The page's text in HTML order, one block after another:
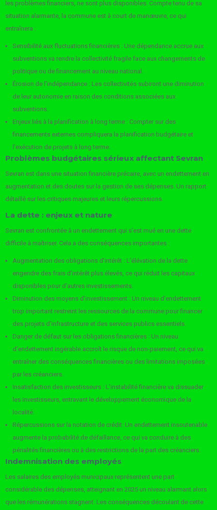
les problèmes financiers, ne sont plus disponibles. Compte tenu de sa
situation alarmante, la commune est à court de manœuvre, ce qui
entraînera :
Sensibilité aux fluctuations financières : Une dépendance accrue aux
subventions va rendre la collectivité fragile face aux changements de
politique ou de financement au niveau national.
Érosion de l’indépendance : Les collectivités subiront une diminution
de leur autonomie en raison des conditions associées aux
subventions.
Enjeux liés à la planification à long terme : Compter sur des
financements externes compliquera la planification budgétaire et
l’exécution de projets à long terme.
Problèmes budgétaires sérieux affectant Sevran
Sevran est dans une situation financière précaire, avec un endettement en
augmentation et des doutes sur la gestion de ses dépenses. Un rapport
détaillé sur les critiques majeures et leurs répercussions.
La dette : enjeux et nature
Sevran est confrontée à un endettement qui s’est mué en une dette
difficile à maîtriser. Cela a des conséquences importantes :
Augmentation des obligations d’intérêt : L’élévation de la dette
engendre des frais d’intérêt plus élevés, ce qui réduit les capitaux
disponibles pour d’autres investissements.
Diminution des moyens d’investissement : Un niveau d’endettement
trop important restreint les ressources de la commune pour financer
des projets d’infrastructure et des services publics essentiels.
Danger de défaut sur les obligations financières : Un niveau
d’endettement ingérable accroît le risque de non-paiement, ce qui va
entraîner des conséquences financières ou des limitations imposées
par les créanciers.
Insatisfaction des investisseurs : L’instabilité financière va dissuader
les investisseurs, entravant le développement économique de la
localité.
Répercussions sur la notation de crédit: Un endettement insoutenable
augmente la probabilité de défaillance, ce qui va conduire à des
pénalités financières ou à des restrictions de la part des créanciers.
Indemnisation des employés
Les salaires des employés municipaux représentent une part
considérable des dépenses, atteignant en 2025 un niveau alarmant alors
que les rémunérations stagnent. Les conséquences découlant de cette